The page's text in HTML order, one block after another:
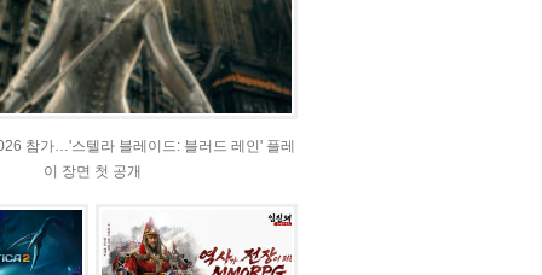
참가…'스텔라 블레이드: 블러드 레인' 플레
이 장면 첫 공개